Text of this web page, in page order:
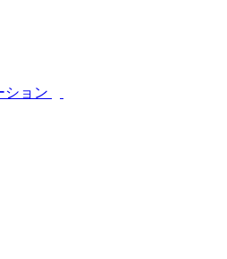
ション